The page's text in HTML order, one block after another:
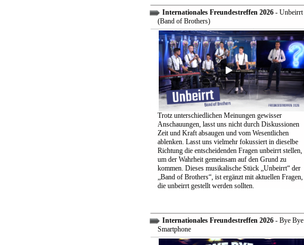
Internationales Freundestreffen 2026- Unbeirrt
(Band of Brothers)
Trotz unterschiedlichen Meinungen gewisser
Anschauungen, lasst uns nicht durch Diskussionen
Zeit und Kraft absaugen und vom Wesentlichen
ablenken. Lasst uns vielmehr fokussiert in dieselbe
Richtung die entscheidenden Fragen unbeirrt stellen,
um der Wahrheit gemeinsam auf den Grund zu
kommen. Dieses musikalische Stück „Unbeirrt“ der
„Band of Brothers“, ist ergänzt mit aktuellen Fragen,
die unbeirrt gestellt werden sollten.
Internationales Freundestreffen 2026- Bye Bye
Smartphone